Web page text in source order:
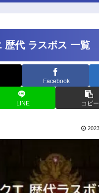
歴代 ラスボス 一覧
Facebook
LINE コピー